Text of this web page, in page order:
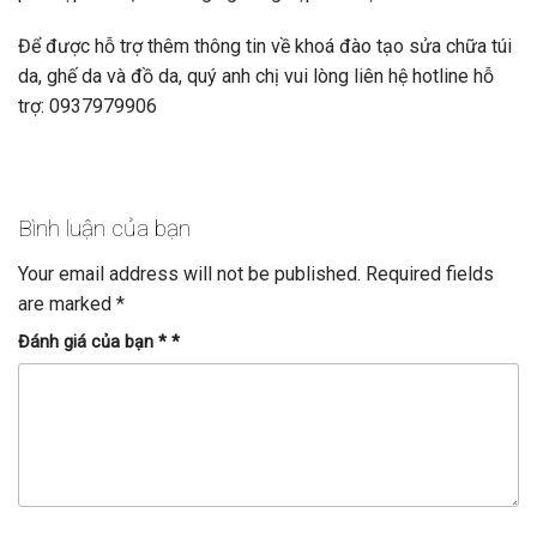
Để được hỗ trợ thêm thông tin về khoá đào tạo sửa chữa túi
da, ghế da và đồ da, quý anh chị vui lòng liên hệ hotline hỗ
trợ: 0937979906
Bình luận của bạn
Your email address will not be published. Required fields
are marked *
Đánh giá của bạn * *